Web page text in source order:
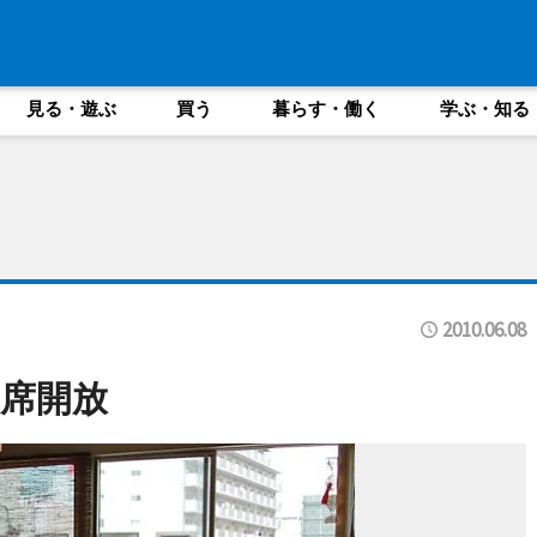
見る・遊ぶ 買う 暮らす・働く 学ぶ・知る
2010.06.08
開放